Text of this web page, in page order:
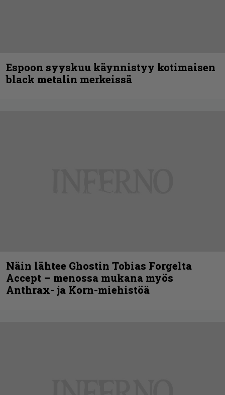
Espoon syyskuu käynnistyy kotimaisen
black metalin merkeissä
Näin lähtee Ghostin Tobias Forgelta
Accept – menossa mukana myös
Anthrax- ja Korn-miehistöä